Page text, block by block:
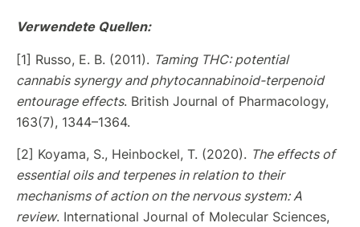
Verwendete Quellen:
[1] Russo, E. B. (2011). Taming THC: potential
cannabis synergy and phytocannabinoid-terpenoid
entourage effects. British Journal of Pharmacology,
163(7), 1344–1364.
[2] Koyama, S., Heinbockel, T. (2020). The effects of
essential oils and terpenes in relation to their
mechanisms of action on the nervous system: A
review. International Journal of Molecular Sciences,